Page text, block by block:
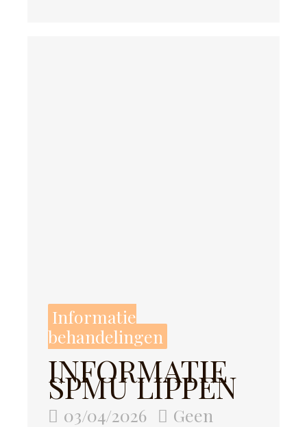
Informatie
behandelingen
INFORMATIE
SPMU LIPPEN
03/04/2026
Geen